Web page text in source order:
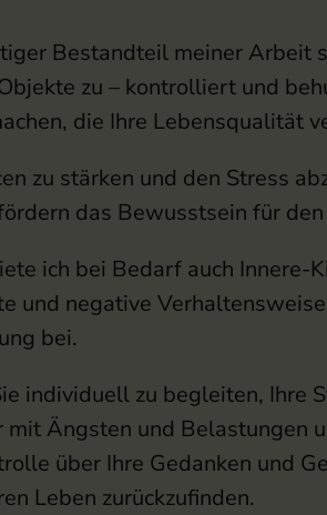
Bestandteil meiner Arbeit
zu – kontrolliert und
die Ihre Lebensqualität
zu stärken und den Stress
das Bewusstsein für
ich bei Bedarf auch
und negative
bei.
individuell zu begleiten, Ihre
Ängsten und Belastungen
über Ihre Gedanken und
Leben zurückzufinden.